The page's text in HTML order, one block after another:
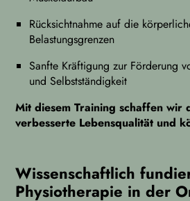
Rücksichtnahme auf die
Belastungsgrenzen
Sanfte Kräftigung zur Förderung
und Selbstständigkeit
Mit diesem Training schaffen wir
verbesserte Lebensqualität und
Wissenschaftlich
Physiotherapie in der